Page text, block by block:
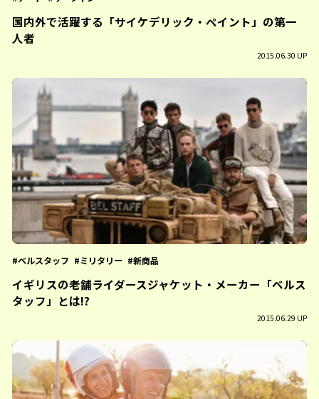
国内外で活躍する「サイケデリック・ペイント」の第一
人者
2015.06.30 UP
ベルスタッフ ミリタリー 新商品
イギリスの老舗ライダースジャケット・メーカー「ベルス
タッフ」とは!?
2015.06.29 UP